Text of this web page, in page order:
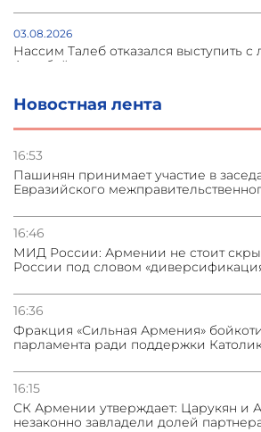
Новостная лента
16:53
Пашинян принимает участие в
Евразийского
16:46
МИД России: Армении не стоит
России под словом
16:36
Фракция «Сильная Армения»
парламента ради поддержки
16:15
СК Армении утверждает: Царукян и
незаконно завладели долей
03.08.2026
Нассим Талеб отказался выступить с
Азербайджане
31.07.2026
Сотрудничество и очереди – детали
31.07.2026
31.07.2026
условии прекращения огня